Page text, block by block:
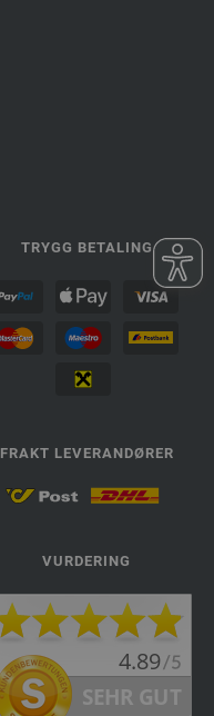
TRYGG BETALING
FRAKT LEVERANDØRER
VURDERING